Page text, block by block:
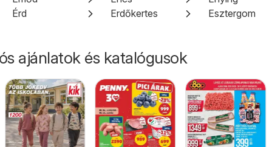
Érd Erdőkertes Esztergom
ajánlatok és katalógusok